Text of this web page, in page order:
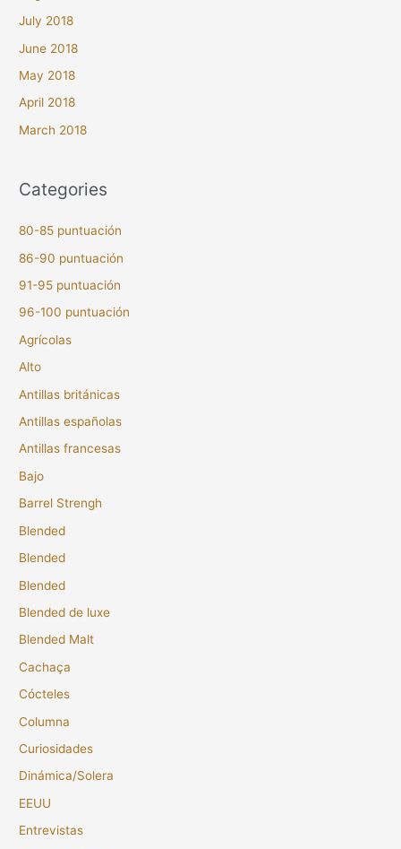
July 2018
June 2018
May 2018
April 2018
March 2018
Categories
80-85 puntuación
86-90 puntuación
91-95 puntuación
96-100 puntuación
Agrícolas
Alto
Antillas británicas
Antillas españolas
Antillas francesas
Bajo
Barrel Strengh
Blended
Blended
Blended
Blended de luxe
Blended Malt
Cachaça
Cócteles
Columna
Curiosidades
Dinámica/Solera
EEUU
Entrevistas